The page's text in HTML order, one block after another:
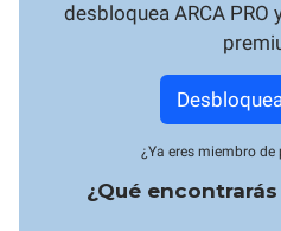
desbloquea ARCA
¿Ya eres miembro de
¿Qué encontrarás